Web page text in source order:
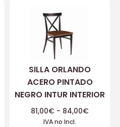
SILLA ORLANDO
ACERO PINTADO
NEGRO INTUR INTERIOR
81,00€ - 84,00€
IVA no Incl.